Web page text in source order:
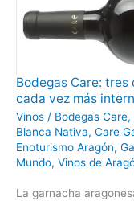
Bodegas Care: tres
cada vez más
Vinos / Bodegas Care,
Blanca Nativa, Care
Enoturismo Aragón,
Mundo, Vinos de
La garnacha
Bodegas
Care:
tres
oros
para
una
garnacha
aragonesa
cada
vez
internacional